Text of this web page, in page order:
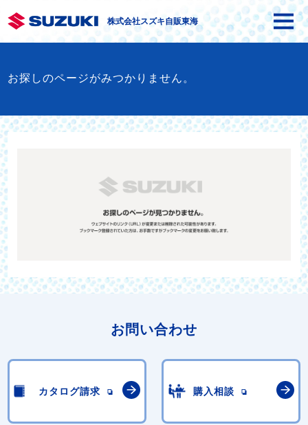
株式会社スズキ自販東海
お探しのページがみつかりません。
お問い合わせ
カタログ請求 購入相談